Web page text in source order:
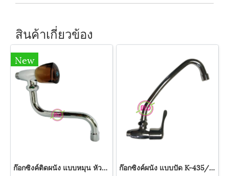
สินค้าเกี่ยวข้อง
New
ก๊อกซิงค์ติดผนัง แบบหมุน หัวชา K-640 SWEETHOME ก๊อกซิงค์ผนัง แบบปัด K-435/2 SWEETHOME